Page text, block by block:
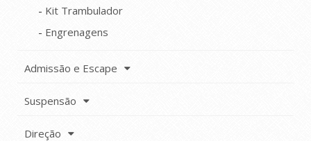
Kit Trambulador
Engrenagens
Admissão e Escape
Suspensão
Direção